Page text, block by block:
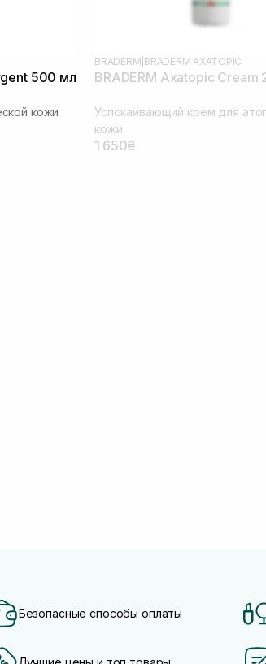
500 мл
кожи
BRADERM BRADERM AXATOPIC
BRADERM Axatopic Cream
Успокаивающий крем для
кожи
1 650₴
Безопасные способы оплаты